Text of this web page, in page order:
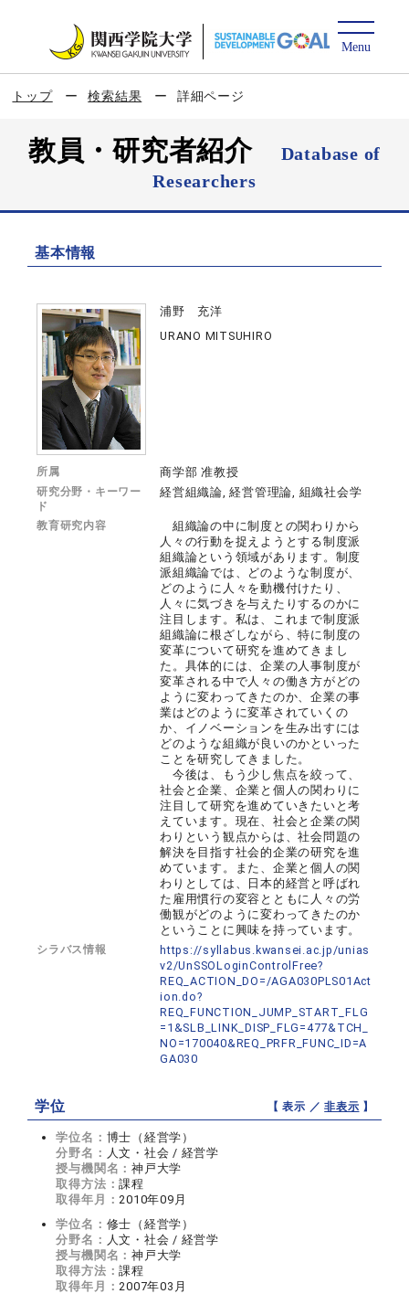
トップ 検索結果 詳細ページ
教員・研究者紹介
Database of
Researchers
基本情報
浦野 充洋
URANO MITSUHIRO
所属 商学部 准教授
研究分野・キーワー
ド
経営組織論, 経営管理論, 組織社会学
教育研究内容
組織論の中に制度との関わりから
人々の行動を捉えようとする制度派
組織論という領域があります。制度
派組織論では、どのような制度が、
どのように人々を動機付けたり、
人々に気づきを与えたりするのかに
注目します。私は、これまで制度派
組織論に根ざしながら、特に制度の
変革について研究を進めてきまし
た。具体的には、企業の人事制度が
変革される中で人々の働き方がどの
ように変わってきたのか、企業の事
業はどのように変革されていくの
か、イノベーションを生み出すには
どのような組織が良いのかといった
ことを研究してきました。
今後は、もう少し焦点を絞って、
社会と企業、企業と個人の関わりに
注目して研究を進めていきたいと考
えています。現在、社会と企業の関
わりという観点からは、社会問題の
解決を目指す社会的企業の研究を進
めています。また、企業と個人の関
わりとしては、日本的経営と呼ばれ
た雇用慣行の変容とともに人々の労
働観がどのように変わってきたのか
ということに興味を持っています。
シラバス情報
https://syllabus.kwansei.ac.jp/unias
v2/UnSSOLoginControlFree?
REQ_ACTION_DO=/AGA030PLS01Act
ion.do?
REQ_FUNCTION_JUMP_START_FLG
=1&SLB_LINK_DISP_FLG=477&TCH_
NO=170040&REQ_PRFR_FUNC_ID=A
GA030
学位 【 表示 ／非表示 】
学位名： 博士（経営学）
分野名： 人文・社会 / 経営学
授与機関名：神戸大学
取得方法：課程
取得年月： 2010年09月
学位名： 修士（経営学）
分野名： 人文・社会 / 経営学
授与機関名：神戸大学
取得方法：課程
取得年月： 2007年03月